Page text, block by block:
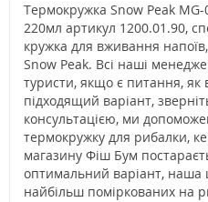
Термокружка Snow Peak
220мл артикул 1200.01.90,
кружка для вживання
Snow Peak. Всі наші
туристи, якщо є питання, як
підходящий варіант,
консультацією, ми
термокружку для рибалки,
магазину Фіш Бум
оптимальний варіант, наша
найбільш поміркованих на